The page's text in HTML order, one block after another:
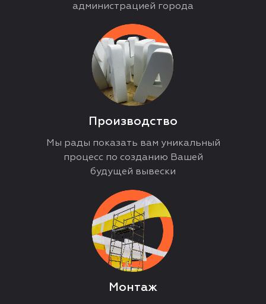
администрацией города
Мы рады показать вам уникальный
процесс по созданию Вашей
будущей вывески
Производство
Монтаж